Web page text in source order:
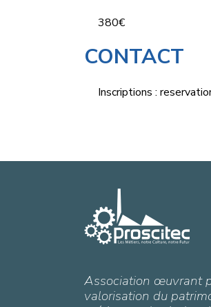
380€
CONTACT
Inscriptions :
Association œuvrant
valorisation du